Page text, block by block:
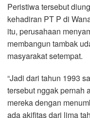
Peristiwa tersebut
kehadiran PT P di
itu, perusahaan
membangun tambak
masyarakat setempat.
“Jadi dari tahun 1993
tersebut nggak pernah
mereka dengan
ada akifitas dari lima